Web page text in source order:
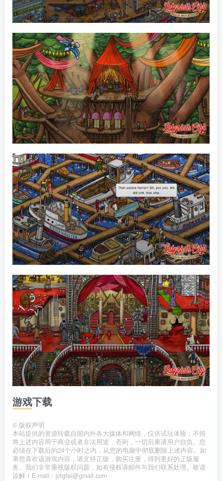
游戏下载
© 版权声明
本站提供的资源转载自国内外各大媒体和网络，仅供试玩体验；不得
将上述内容用于商业或者非法用途，否则，一切后果请用户自负。您
必须在下载后的24个小时之内，从您的电脑中彻底删除上述内容。如
果您喜欢该游戏内容，请支持正版，购买注册，得到更好的正版服
务。我们非常重视版权问题，如有侵权请邮件与我们联系处理。敬请
谅解！E-mail：jctgfei@gmail.com